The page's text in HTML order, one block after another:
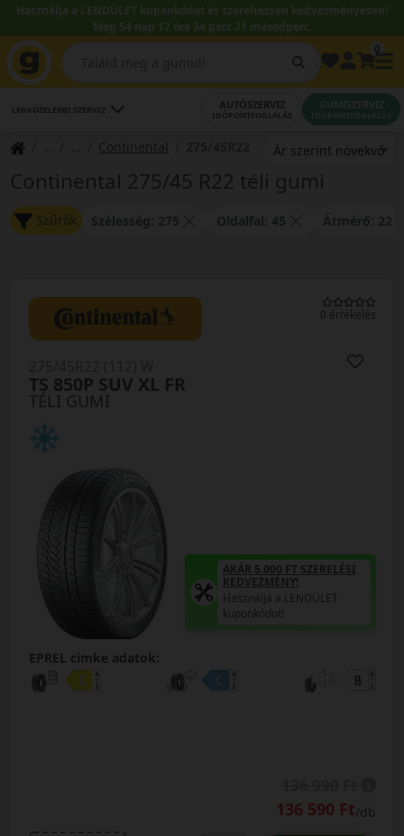
Használja a LENDÜLET kuponkódot és szereltessen kedvezményesen!
Még 54 nap 17 óra 34 perc 21 másodperc.
LEGKÖZELEBBI SZERVIZ AUTÓSZERVIZ
IDŐPONTFOGLALÁS
GUMISZERVIZ
IDŐPONTFOGLALÁS
Continental
Continental 275/45 R22 téli gumi
Szűrők
0 értékelés
TÉLI GUMI
TS 850P SUV XL FR
AKÁR 5.000 FT SZERELÉSI
KEDVEZMÉNY!
Használja a LENDÜLET
kuponkódot!
EPREL cimke adatok:
136 590 Ft/db